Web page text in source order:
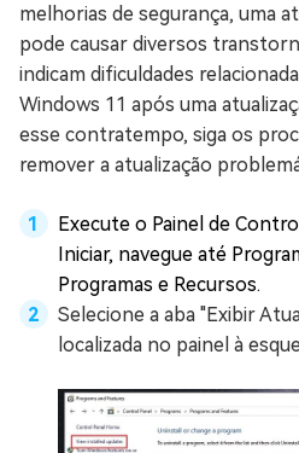
melhorias de segurança, uma
pode causar diversos
indicam dificuldades
Windows 11 após uma
esse contratempo, siga os
remover a atualização
Execute o Painel de
Iniciar, navegue até
Programas e Recursos.
Selecione a aba "Exibir
localizada no painel à